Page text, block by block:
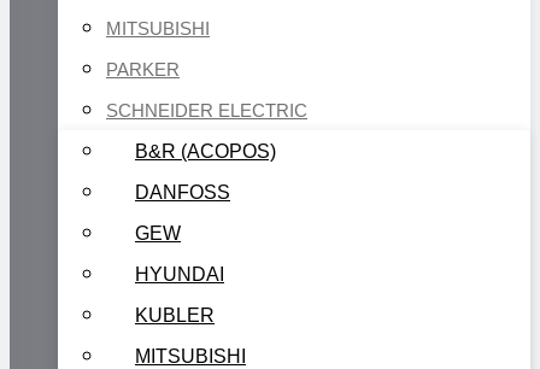
MITSUBISHI
PARKER
SCHNEIDER ELECTRIC
B&R (ACOPOS)
DANFOSS
GEW
HYUNDAI
KUBLER
MITSUBISHI